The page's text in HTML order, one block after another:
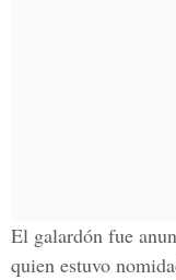
El galardón fue
quien estuvo